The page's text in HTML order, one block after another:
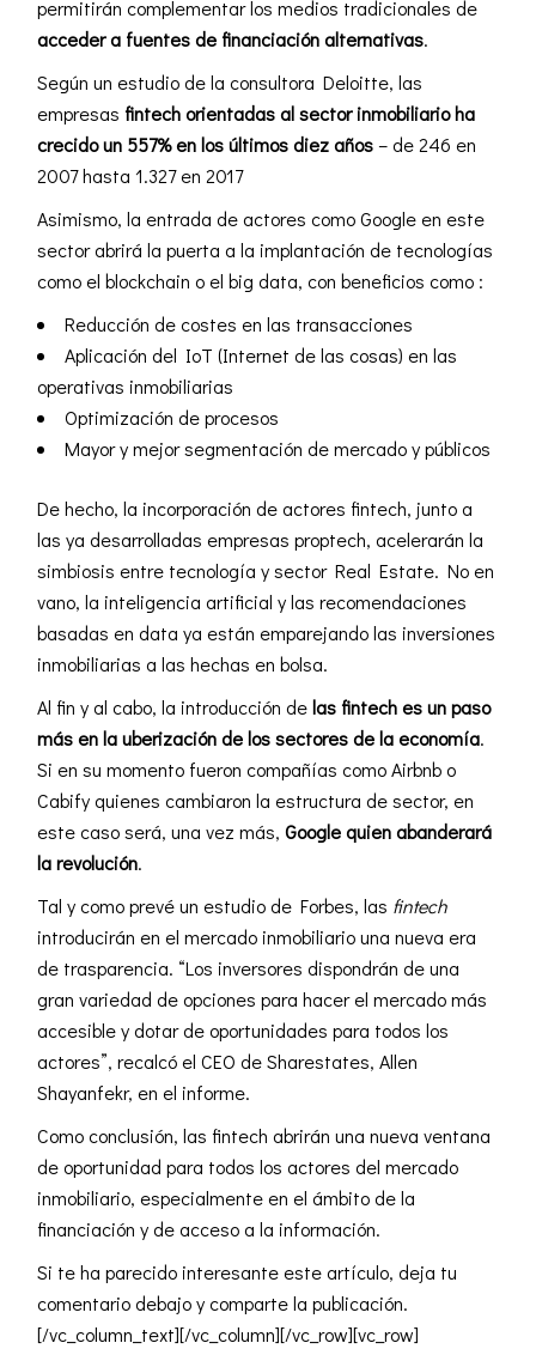
permitirán complementar los medios tradicionales de
acceder a fuentes de financiación alternativas.
Según un estudio de la consultora Deloitte, las
empresasfintech orientadas al sector inmobiliario ha
crecido un 557% en los últimos diez años– de 246 en
2007 hasta 1.327 en 2017
Asimismo, la entrada de actores como Google en este
sector abrirá la puerta a la implantación de tecnologías
como el blockchain o elbig data, con beneficios como :
Reducción de costes en las transacciones
Aplicación del IoT (Internet de las cosas) en las
operativas inmobiliarias
Optimización de procesos
Mayor y mejor segmentación de mercado y públicos
De hecho, la incorporación de actores fintech, junto a
las ya desarrolladas empresasproptech, acelerarán la
simbiosis entre tecnología y sector Real Estate. No en
vano, la inteligencia artificial y las recomendaciones
basadas en data ya están emparejando las inversiones
inmobiliarias a las hechas en bolsa.
Al fin y al cabo, la introducción delas fintech es un paso
más en la uberización de los sectores de la economía.
Si en su momento fueron compañías como Airbnb o
Cabify quienes cambiaron la estructura de sector, en
este caso será, una vez más,Google quien abanderará
la revolución.
Tal y como prevé un estudio de Forbes, las fintech
introducirán en el mercado inmobiliario una nueva era
de trasparencia. “Los inversores dispondrán de una
gran variedad de opciones para hacer el mercado más
accesible y dotar de oportunidades para todos los
actores”, recalcó el CEO de Sharestates, Allen
Shayanfekr, en el informe.
Como conclusión, las fintech abrirán una nueva ventana
de oportunidad para todos los actores del mercado
inmobiliario, especialmente en el ámbito de la
financiación y de acceso a la información.
Si te ha parecido interesante este artículo, deja tu
comentario debajo y comparte la publicación.
[/vc_column_text][/vc_column][/vc_row][vc_row]